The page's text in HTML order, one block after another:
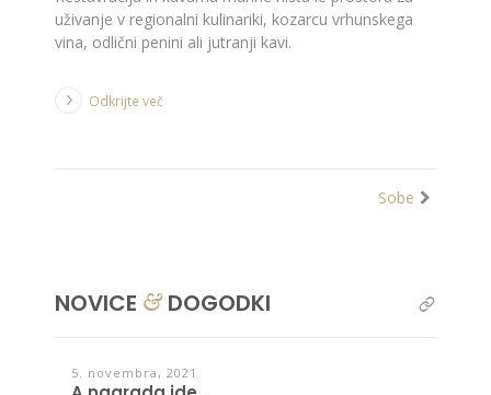
uživanje v regionalni kulinariki, kozarcu vrhunskega
vina, odlični penini ali jutranji kavi.
Odkrijte več
Sobe
NOVICE & DOGODKI
5. novembra, 2021